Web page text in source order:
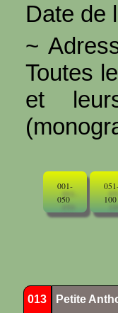
Date de
~
Toutes
et
001-
050
100
013 Petite